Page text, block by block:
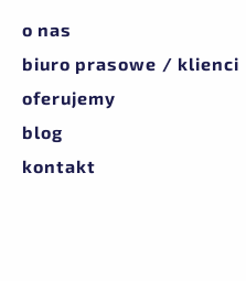
o nas
biuro prasowe / klienci
oferujemy
blog
kontakt